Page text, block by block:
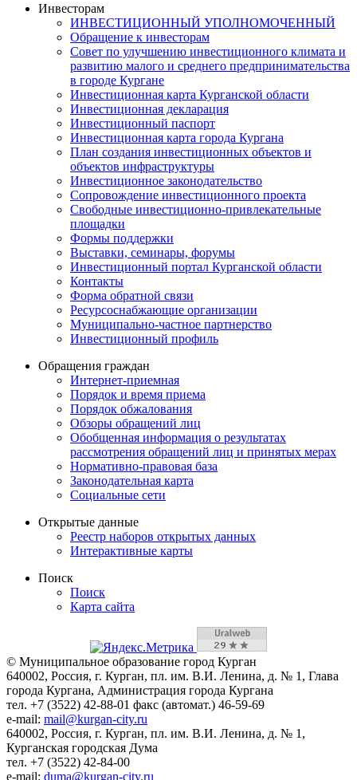
Инвесторам
ИНВЕСТИЦИОННЫЙ УПОЛНОМОЧЕННЫЙ
Обращение к инвесторам
Совет по улучшению инвестиционного климата и
развитию малого и среднего предпринимательства
в городе Кургане
Инвестиционная карта Курганской области
Инвестиционная декларация
Инвестиционный паспорт
Инвестиционная карта города Кургана
План создания инвестиционных объектов и
объектов инфраструктуры
Инвестиционное законодательство
Сопровождение инвестиционного проекта
Свободные инвестиционно-привлекательные
площадки
Формы поддержки
Выставки, семинары, форумы
Инвестиционный портал Курганской области
Контакты
Форма обратной связи
Ресурсоснабжающие организации
Муниципально-частное партнерство
Инвестиционный профиль
Обращения граждан
Интернет-приемная
Порядок и время приема
Порядок обжалования
Обзоры обращений лиц
Обобщенная информация о результатах
рассмотрения обращений лиц и принятых мерах
Нормативно-правовая база
Законодательная карта
Социальные сети
Открытые данные
Реестр наборов открытых данных
Интерактивные карты
Поиск
Поиск
Карта сайта
© Муниципальное образование город Курган
640002, Россия, г. Курган, пл. им. В.И. Ленина, д. № 1, Глава
города Кургана, Администрация города Кургана
тел. +7 (3522) 42-88-01 факс (автомат.) 46-59-69
e-mail: mail@kurgan-city.ru
640002, Россия, г. Курган, пл. им. В.И. Ленина, д. № 1,
Курганская городская Дума
тел. +7 (3522) 42-84-00
e-mail: duma@kurgan-city.ru